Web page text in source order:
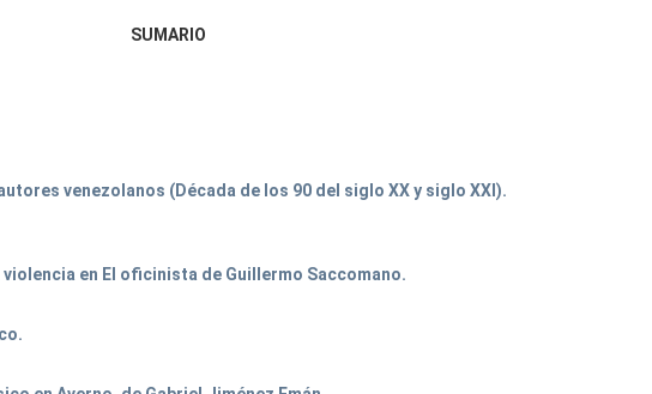
SUMARIO
venezolanos (Década de los 90 del siglo XX y siglo XXI).
en El oficinista de Guillermo Saccomano.